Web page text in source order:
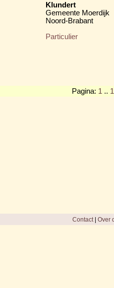
Klundert
Gemeente Moerdijk
Noord-Brabant
Particulier
Pagina: 1 ..
Contact| Over